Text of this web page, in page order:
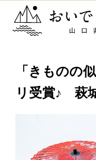
おいでませ山口へ
「きものの
リ受賞♪ 萩